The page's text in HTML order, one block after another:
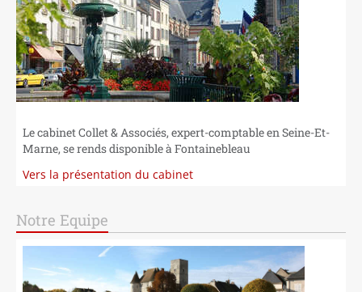
JURIDIQUE
FISCAL
LES AUTRES MISSIONS
ACTUS ET INFOS
NOS CABINETS
Le cabinet Collet & Associés, expert-comptable en Seine-Et-
Marne, se rends disponible à Fontainebleau
Vers la présentation du cabinet
Notre Equipe